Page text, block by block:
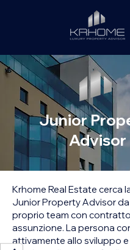
Junior
Advisor
Krhome Real Estate cerca
Junior Property Advisor da
proprio team con
assunzione. La persona
attivamente allo sviluppo e